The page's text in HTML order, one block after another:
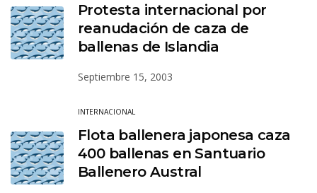
Protesta internacional por
reanudación de caza de
ballenas de Islandia
Septiembre 15, 2003
INTERNACIONAL
Flota ballenera japonesa caza
400 ballenas en Santuario
Ballenero Austral